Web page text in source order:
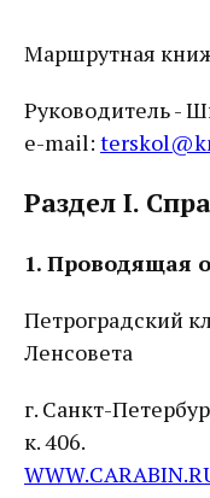
Маршрутная
Руководитель -
e-mail:
Раздел I.
1. Проводящая
Петроградский
Ленсовета
г. Санкт-
к. 406.